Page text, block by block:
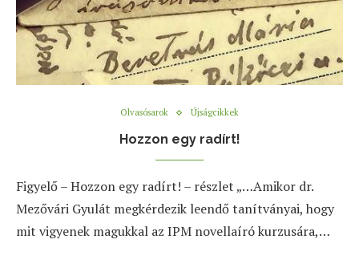
Olvasósarok Újságcikkek
Hozzon egy radírt!
Figyelő – Hozzon egy radírt! – részlet „…Amikor dr.
Mezővári Gyulát megkérdezik leendő tanítványai, hogy
mit vigyenek magukkal az IPM novellaíró kurzusára,…